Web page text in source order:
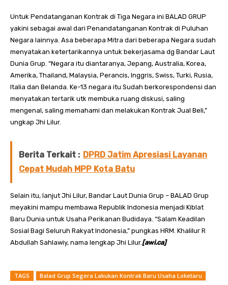
Untuk Pendatanganan Kontrak di Tiga Negara ini BALAD GRUP
yakini sebagai awal dari Penandatanganan Kontrak di Puluhan
Negara lainnya. Asa beberapa Mitra dari beberapa Negara sudah
menyatakan ketertarikannya untuk bekerjasama dg Bandar Laut
Dunia Grup. “Negara itu diantaranya, Jepang, Australia, Korea,
Amerika, Thailand, Malaysia, Perancis, Inggris, Swiss, Turki, Rusia,
Italia dan Belanda. Ke-13 negara itu Sudah berkorespondensi dan
menyatakan tertarik utk membuka ruang diskusi, saling
mengenal, saling memahami dan melakukan Kontrak Jual Beli,”
ungkap Jhi Lilur.
Berita Terkait : DPRD Jatim Apresiasi Layanan
Cepat Mudah MPP Kota Batu
Selain itu, lanjut Jhi Lilur, Bandar Laut Dunia Grup – BALAD Grup
meyakini mampu membawa Republik Indonesia menjadi Kiblat
Baru Dunia untuk Usaha Perikanan Budidaya. “Salam Keadilan
Sosial Bagi Seluruh Rakyat Indonesia,” pungkas HRM. Khalilur R
Abdullah Sahlawiy, nama lengkap Jhi Lilur. [awi.ca]
TAGS
Balad Grup Segera Lakukan Kontrak Baru Usaha Loketaru